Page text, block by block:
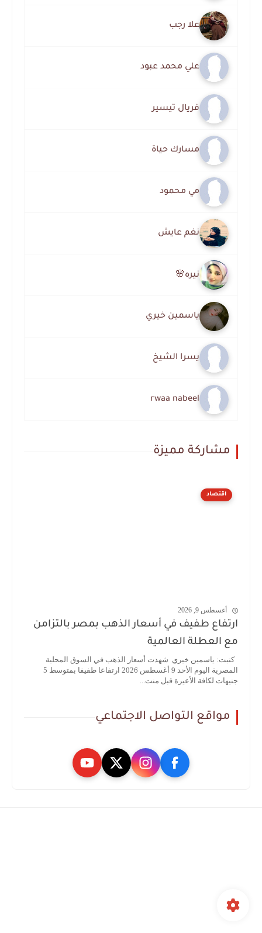
علا رجب
علي محمد عبود
فريال تيسير
مسارك حياة
مي محمود
نغم عايش
نيره🌸
ياسمين خيري
يسرا الشيخ
rwaa nabeel
مشاركة مميزة
اقتصاد
أغسطس 9, 2026
ارتفاع طفيف في أسعار الذهب بمصر بالتزامن
مع العطلة العالمية
كتبت: ياسمين خيري شهدت أسعار الذهب في السوق المحلية
المصرية اليوم الأحد 9 أغسطس 2026 ارتفاعا طفيفا بمتوسط 5
جنيهات لكافة الأعيرة قبل منت...
مواقع التواصل الاجتماعي